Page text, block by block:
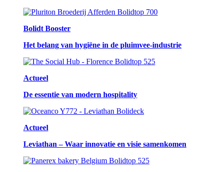
Bolidt Booster
Het belang van hygiëne in de pluimvee-industrie
Actueel
De essentie van modern hospitality
Actueel
Leviathan – Waar innovatie en visie samenkomen